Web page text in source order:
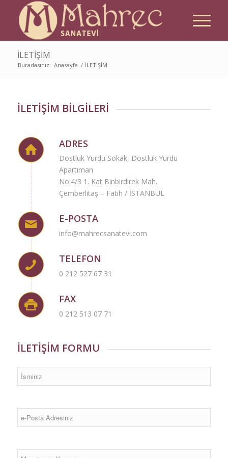
İLETİŞİM
Buradasınız: Anasayfa / İLETİŞİM
İLETİŞİM BİLGİLERİ
ADRES
Dostluk Yurdu Sokak, Dostluk Yurdu
Apartıman
No:4/3 1. Kat Binbirdirek Mah.
Çemberlitaş – Fatih / İSTANBUL
E-POSTA
info@mahrecsanatevi.com
TELEFON
0 212 527 67 31
FAX
0 212 513 07 71
İLETİŞİM FORMU